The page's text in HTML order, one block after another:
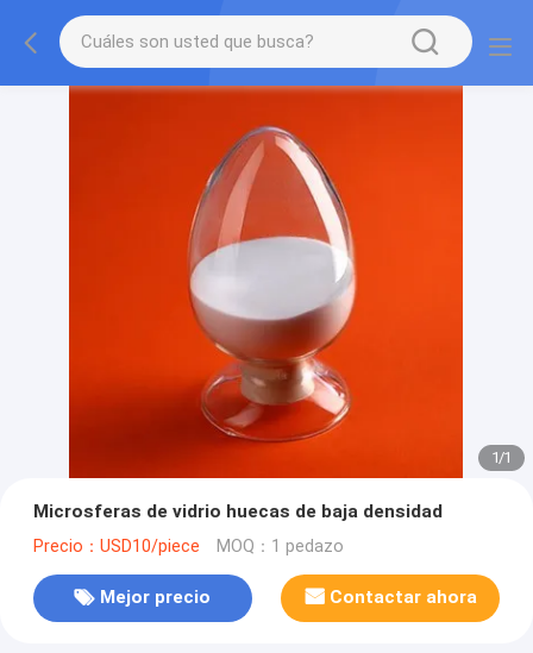
1/1
Microsferas de vidrio huecas de baja densidad
Precio：USD10/piece MOQ：1 pedazo
Mejor precio Contactar ahora